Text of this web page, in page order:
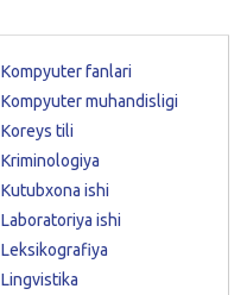
Kompyuter fanlari
Kompyuter muhandisligi
Koreys tili
Kriminologiya
Kutubxona ishi
Laboratoriya ishi
Leksikografiya
Lingvistika